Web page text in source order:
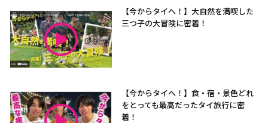
【今からタイへ！】大自然を満喫した
三つ子の大冒険に密着！
【今からタイへ！】食・宿・景色どれ
をとっても最高だったタイ旅行に密
着！